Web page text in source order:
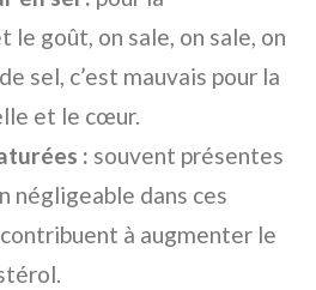
le goût, on sale, on sale, on
sel, c’est mauvais pour la
et le cœur.
: souvent présentes
négligeable dans ces
à augmenter le